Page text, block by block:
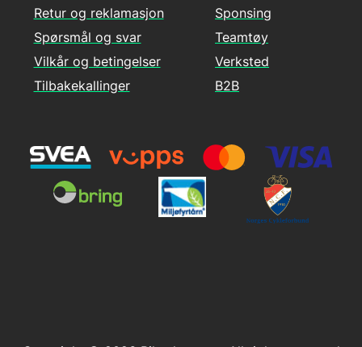
Retur og reklamasjon
Spørsmål og svar
Vilkår og betingelser
Tilbakekallinger
Sponsing
Teamtøy
Verksted
B2B